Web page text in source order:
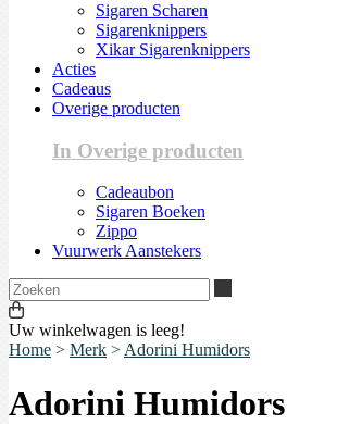
Sigaren Scharen
Sigarenknippers
Xikar Sigarenknippers
Acties
Cadeaus
Overige producten
In Overige producten
Cadeaubon
Sigaren Boeken
Zippo
Vuurwerk Aanstekers
Uw winkelwagen is leeg!
Home > Merk > Adorini Humidors
Adorini Humidors